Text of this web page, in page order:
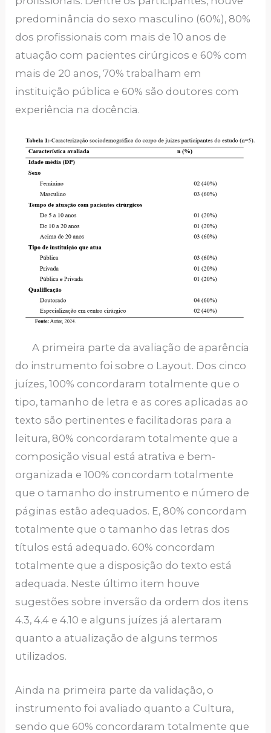
predominância do sexo masculino (60%), 80%
dos profissionais com mais de 10 anos de
atuação com pacientes cirúrgicos e 60% com
mais de 20 anos, 70% trabalham em
instituição pública e 60% são doutores com
experiência na docência.
A primeira parte da avaliação de aparência
do instrumento foi sobre o Layout. Dos cinco
juízes, 100% concordaram totalmente que o
tipo, tamanho de letra e as cores aplicadas ao
texto são pertinentes e facilitadoras para a
leitura, 80% concordaram totalmente que a
composição visual está atrativa e bem-
organizada e 100% concordam totalmente
que o tamanho do instrumento e número de
páginas estão adequados. E, 80% concordam
totalmente que o tamanho das letras dos
títulos está adequado. 60% concordam
totalmente que a disposição do texto está
adequada. Neste último item houve
sugestões sobre inversão da ordem dos itens
4.3, 4.4 e 4.10 e alguns juízes já alertaram
quanto a atualização de alguns termos
utilizados.
Ainda na primeira parte da validação, o
instrumento foi avaliado quanto a Cultura,
sendo que 60% concordaram totalmente que